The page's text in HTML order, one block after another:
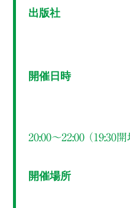
出版社
開催日時
20:00～22:00 （19:30開
開催場所